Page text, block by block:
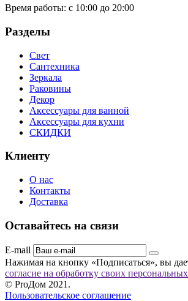
Время работы: с 10:00 до 20:00
Разделы
Свет
Сантехника
Зеркала
Раковины
Декор
Аксессуары для ванной
Аксессуары для кухни
СКИДКИ
Клиенту
О нас
Контакты
Доставка
Оставайтесь на связи
E-mail
Нажимая на кнопку «Подписаться», вы
согласие на обработку своих
© ProДом 2021.
Пользовательское соглашение